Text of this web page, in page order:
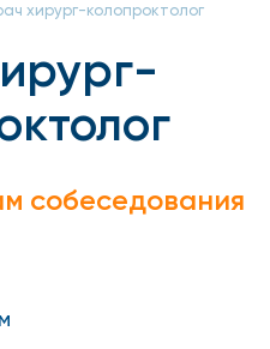
хирург-колопроктолог
собеседования